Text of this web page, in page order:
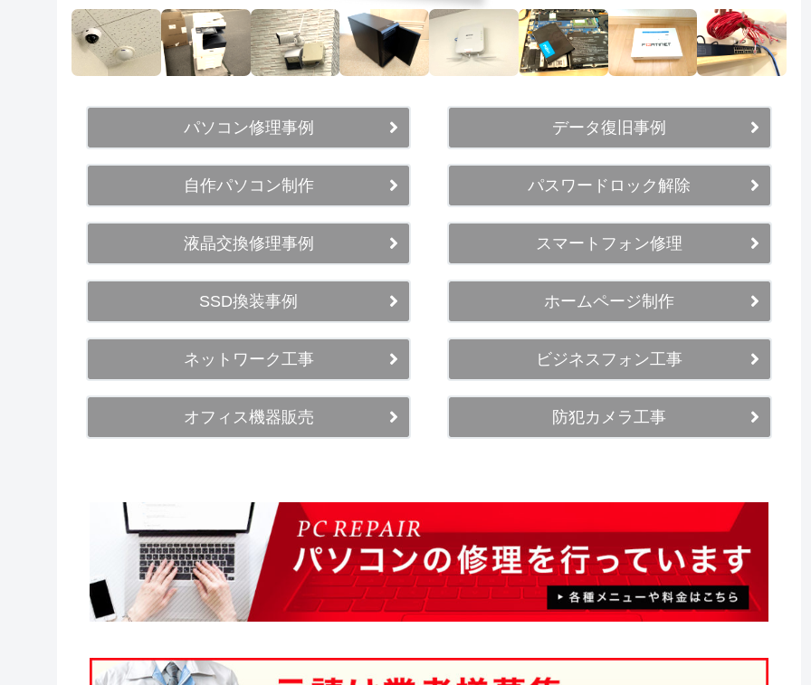
パソコン修理事例
自作パソコン制作
液晶交換修理事例
SSD換装事例
ネットワーク工事
オフィス機器販売
データ復旧事例
パスワードロック解除
スマートフォン修理
ホームページ制作
ビジネスフォン工事
防犯カメラ工事